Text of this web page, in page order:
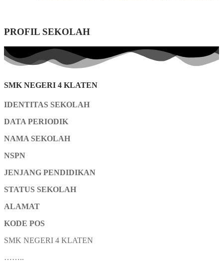
PROFIL SEKOLAH
SMK NEGERI 4 KLATEN
IDENTITAS SEKOLAH
DATA PERIODIK
NAMA SEKOLAH
NSPN
JENJANG PENDIDIKAN
STATUS SEKOLAH
ALAMAT
KODE POS
SMK NEGERI 4 KLATEN
……..